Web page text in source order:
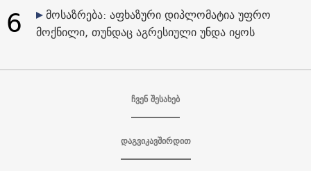
6
მოსაზრება: აფხაზური დიპლომატია უფრო
მოქნილი, თუნდაც აგრესიული უნდა იყოს
ჩვენ შესახებ
დაგვიკავშირდით